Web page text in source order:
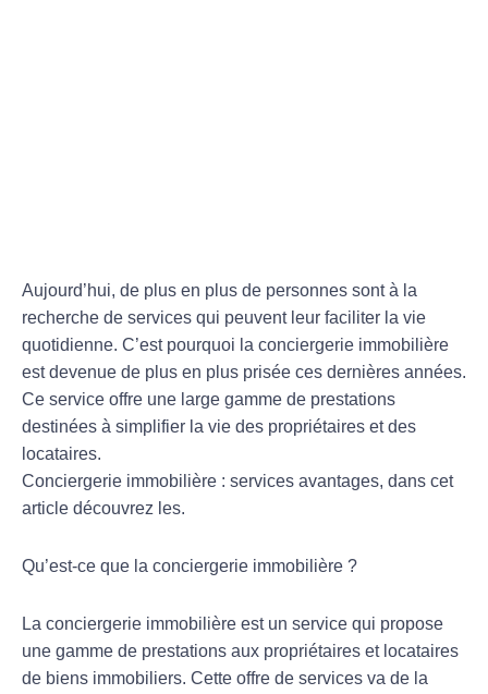
Aujourd’hui, de plus en plus de personnes sont à la
recherche de services qui peuvent leur faciliter la vie
quotidienne. C’est pourquoi la conciergerie immobilière
est devenue de plus en plus prisée ces dernières années.
Ce service offre une large gamme de prestations
destinées à simplifier la vie des propriétaires et des
locataires.
Conciergerie immobilière : services avantages, dans cet
article découvrez les.
Qu’est-ce que la conciergerie immobilière ?
La conciergerie immobilière est un service qui propose
une gamme de prestations aux propriétaires et locataires
de biens immobiliers. Cette offre de services va de la